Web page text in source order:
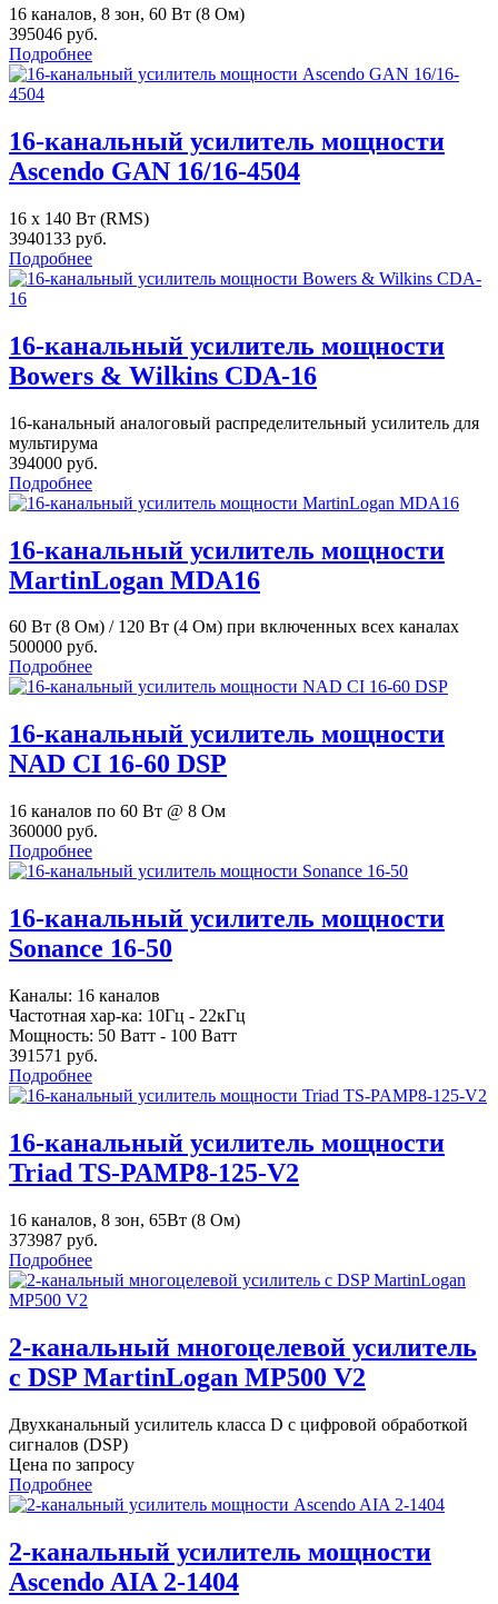
16 каналов, 8 зон, 60 Вт (8 Ом)
395046 руб.
Подробнее
16-канальный усилитель мощности
Ascendo GAN 16/16-4504
16 x 140 Вт (RMS)
3940133 руб.
Подробнее
16-канальный усилитель мощности
Bowers & Wilkins CDA-16
16-канальный аналоговый распределительный усилитель для
мультирума
394000 руб.
Подробнее
16-канальный усилитель мощности
MartinLogan MDA16
60 Вт (8 Ом) / 120 Вт (4 Ом) при включенных всех каналах
500000 руб.
Подробнее
16-канальный усилитель мощности
NAD CI 16-60 DSP
16 каналов по 60 Вт @ 8 Ом
360000 руб.
Подробнее
16-канальный усилитель мощности
Sonance 16-50
Каналы: 16 каналов
Частотная хар-ка: 10Гц - 22кГц
Мощность: 50 Ватт - 100 Ватт
391571 руб.
Подробнее
16-канальный усилитель мощности
Triad TS-PAMP8-125-V2
16 каналов, 8 зон, 65Вт (8 Ом)
373987 руб.
Подробнее
2-канальный многоцелевой усилитель
с DSP MartinLogan MP500 V2
Двухканальный усилитель класса D с цифровой обработкой
сигналов (DSP)
Цена по запросу
Подробнее
2-канальный усилитель мощности
Ascendo AIA 2-1404